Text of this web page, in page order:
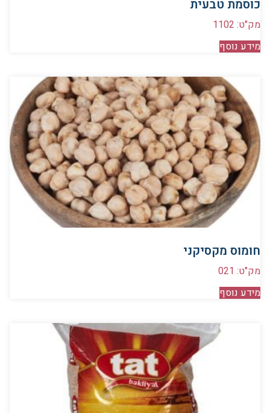
כוסמת טבעית
מק"ט: 1102
מידע נוסף
חומוס מקסיקני
מק"ט: 021
מידע נוסף